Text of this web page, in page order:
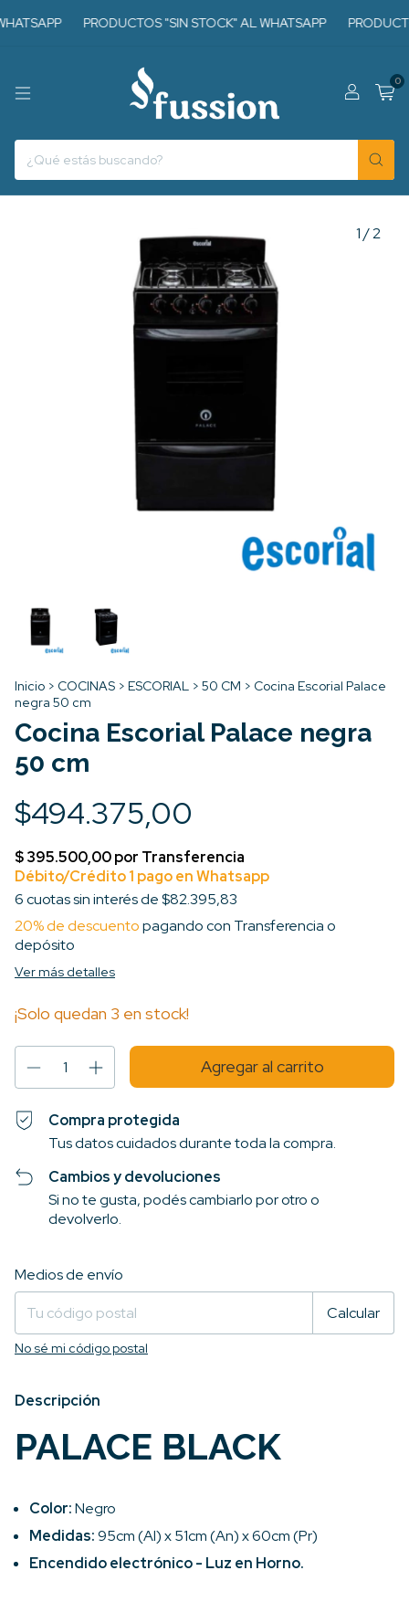
PRODUCTOS "SIN STOCK" AL WHATSAPP
0
1/2
Inicio > COCINAS > ESCORIAL > 50 CM > Cocina Escorial Palace
negra 50 cm
Cocina Escorial Palace negra
50 cm
$494.375,00
6cuotas sin interés de$82.395,83
20% de descuentopagando con Transferencia o
depósito
Ver más detalles
¡Solo quedan 3 en stock!
Compra protegida
Tus datos cuidados durante toda la compra.
Cambios y devoluciones
Si no te gusta, podés cambiarlo por otro o
devolverlo.
Entregas para el CP:
Medios de envío
Calcular
No sé mi código postal
Descripción
PALACE BLACK
Color:Negro
Medidas:95cm (Al) x 51cm (An) x 60cm (Pr)
Encendido electrónico - Luz en Horno.